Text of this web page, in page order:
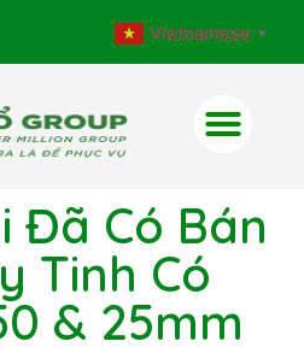
Vietnamese ▼
Đã Có Bán
Tinh Có
& 25mm